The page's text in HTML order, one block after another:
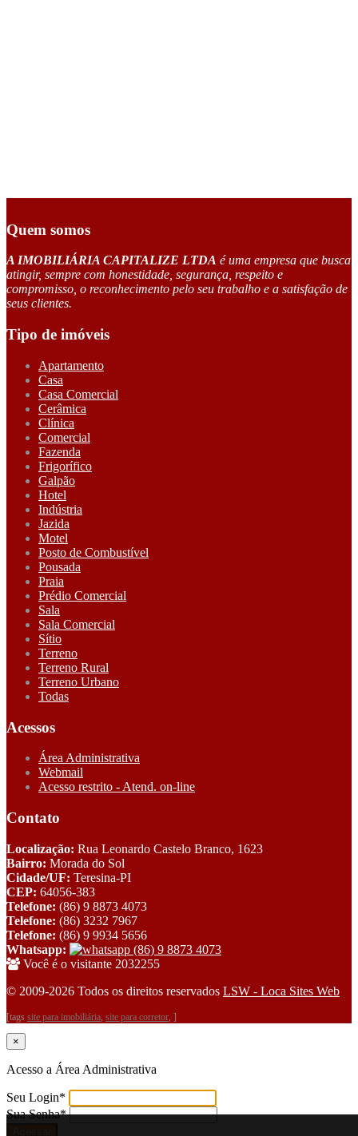
Quem somos
A IMOBILIÁRIA CAPITALIZE LTDA é uma empresa que busca
atingir, sempre com honestidade, segurança, respeito e
compromisso, o reconhecimento pelo seu trabalho e a satisfação de
seus clientes.
Tipo de imóveis
Apartamento
Casa
Casa Comercial
Cerâmica
Clínica
Comercial
Fazenda
Frigorífico
Galpão
Hotel
Indústria
Jazida
Motel
Posto de Combustível
Pousada
Praia
Prédio Comercial
Sala
Sala Comercial
Sítio
Terreno
Terreno Rural
Terreno Urbano
Todas
Acessos
Área Administrativa
Webmail
Acesso restrito - Atend. on-line
Contato
Localização: Rua Leonardo Castelo Branco, 1623
Bairro: Morada do Sol
Cidade/UF: Teresina-PI
CEP: 64056-383
Telefone: (86) 9 8873 4073
Telefone: (86) 3232 7967
Telefone: (86) 9 9934 5656
Whatsapp:
(86) 9 8873 4073
Você é o visitante 2032255
© 2009-2026 Todos os direitos reservados LSW - Loca Sites Web
[tags site para imobiliária site para corretor , ]
×
Acesso a Área Administrativa
Seu Login*
Sua Senha*